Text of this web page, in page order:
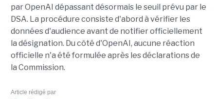
par OpenAI dépassant désormais le seuil prévu par le
DSA. La procédure consiste d'abord à vérifier les
données d'audience avant de notifier officiellement
la désignation. Du côté d'OpenAI, aucune réaction
officielle n'a été formulée après les déclarations de
la Commission.
Article rédigé par